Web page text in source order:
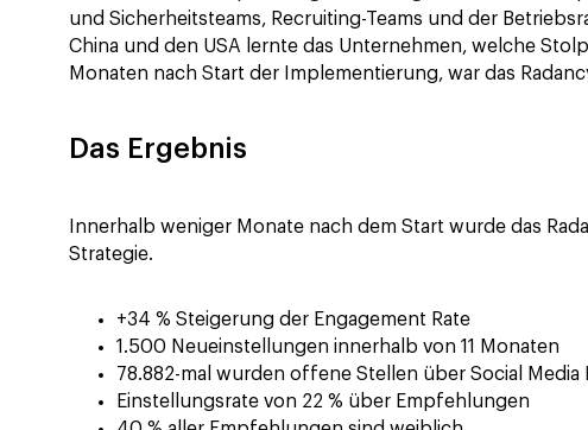
und Sicherheitsteams, Recruiting-Teams und der
China und den USA lernte das Unternehmen, welche
Monaten nach Start der Implementierung, war das
Das Ergebnis
Innerhalb weniger Monate nach dem Start wurde das
Strategie.
+34 % Steigerung der Engagement Rate
1.500 Neueinstellungen innerhalb von 11 Monaten
78.882-mal wurden offene Stellen über Social
Einstellungsrate von 22 % über Empfehlungen